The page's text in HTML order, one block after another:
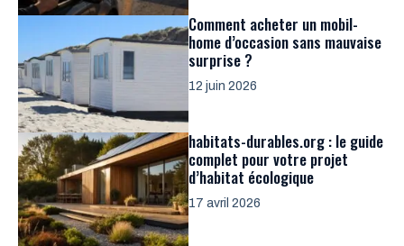
Comment acheter un mobil-
home d’occasion sans mauvaise
surprise ?
12 juin 2026
habitats-durables.org : le guide
complet pour votre projet
d’habitat écologique
17 avril 2026